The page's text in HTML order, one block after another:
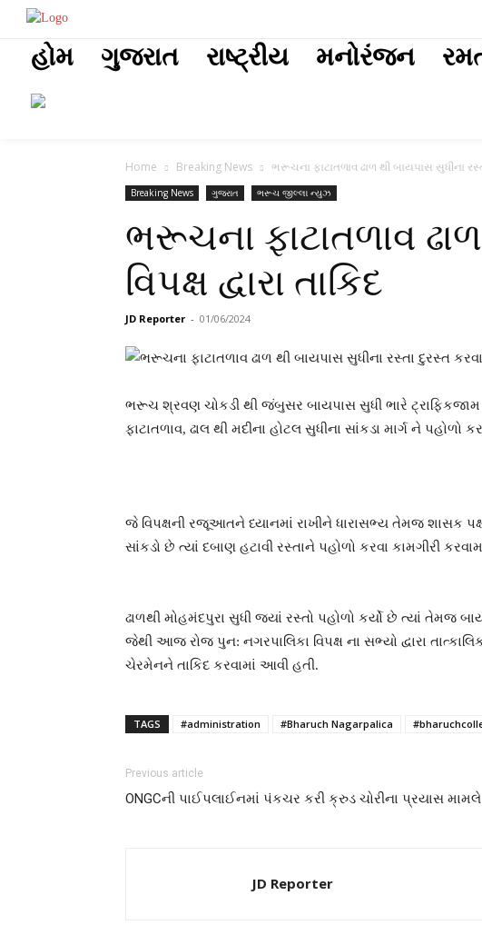
હોમ ગુજરાત રાષ્ટ્રીય મનોરંજન
Home Breaking News ભરૂચના ફાટાતળાવ ઢાળ થી બાયપાસ સુધીના રસ્તા
Breaking News ગુજરાત ભરૂચ જીલ્લા ન્યુઝ
ભરૂચના ફાટાતળાવ
વિપક્ષ દ્વારા તાકિદ
JD Reporter - 01/06/2024
ભરૂચ શ્રવણ ચોકડી થી જંબુસર બાયપાસ સુધી ભારે
ફાટાતળાવ, ઢાલ થી મદીના હોટલ સુધીના સાંકડા માર્ગ ને પહોળો
જે વિપક્ષની રજૂઆતને ધ્યાનમાં રાખીને ધારાસભ્ય તેમજ શાસક
સાંકડો છે ત્યાં દબાણ હટાવી રસ્તાને પહોળો કરવા કામગીરી
ઢાળથી મોહમંદપુરા સુધી જ્યાં રસ્તો પહોળો કર્યો છે ત્યાં તેમજ
જેથી આજ રોજ પુન: નગરપાલિકા વિપક્ષ ના સભ્યો દ્વારા
ચેરમેનને તાકિદ કરવામાં આવી હતી.
TAGS #administration #Bharuch Nagarpalica
Previous article
ONGCની પાઈપલાઈનમાં પંકચર કરી ક્રુડ ચોરીના પ્રયાસ
JD Reporter